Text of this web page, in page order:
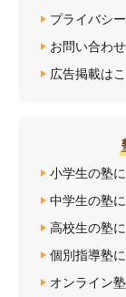
プライバシ
お問い合わせ
広告掲載は
小学生の塾
中学生の塾
高校生の塾
個別指導塾
オンライン